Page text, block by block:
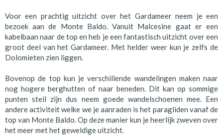
Voor een prachtig uitzicht over het Gardameer neem je een
bezoek aan de Monte Baldo. Vanuit Malcesine gaat er een
kabelbaan naar de top en heb je een fantastisch uitzicht over een
groot deel van het Gardameer. Met helder weer kun je zelfs de
Dolomieten zien liggen.
Bovenop de top kun je verschillende wandelingen maken naar
nog hogere berghutten of naar beneden. Dit kan op sommige
punten steil zijn dus neem goede wandelschoenen mee. Een
andere activiteit welke we je aanraden is het paragliden vanaf de
top van Monte Baldo. Op deze manier kun je heerlijk zweven over
het meer met het geweldige uitzicht.